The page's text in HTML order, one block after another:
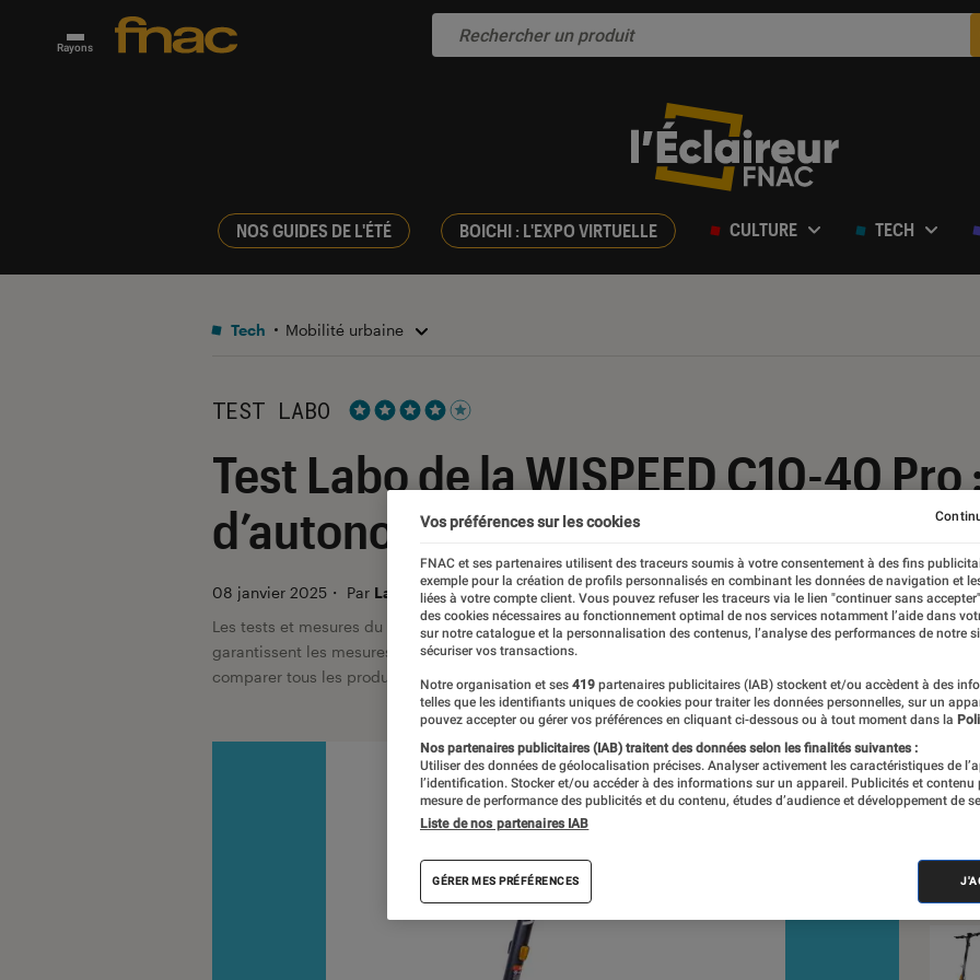
Rayons
NOS GUIDES DE L'ÉTÉ BOICHI : L'EXPO VIRTUELLE CULTURE TECH
Tech Mobilité urbaine
TEST LABO
Test Labo de la WISPEED C10-40
d’autonomie
08 janvier 2025 ・ Par Labo Fnac, Jean-Charles Frelier
Les tests et mesures du Labo Fnac sont réalisés en toute indépendance du commerce ou des fabricants
garantissent les mesures grâce à leur expertise, et aux équipements de mesures les plus précis. Pour en
comparer tous les produits, visitez notre
comparateur
VOIR
Vos préférences sur les cookies
FNAC et ses partenaires utilisent des traceurs soumis à votre consentement à des fins
exemple pour la création de profils personnalisés en combinant les données de navigation et
liées à votre compte client. Vous pouvez refuser les traceurs via le lien "continuer sans
des cookies nécessaires au fonctionnement optimal de nos services notamment l’aide dans
sur notre catalogue et la personnalisation des contenus, l’analyse des performances de notre
sécuriser vos transactions.
Notre organisation et ses 419 partenaires publicitaires (IAB) stockent et/ou accèdent à des
telles que les identifiants uniques de cookies pour traiter les données personnelles, sur un
pouvez accepter ou gérer vos préférences en cliquant ci-dessous ou à tout moment dans la
Nos partenaires publicitaires (IAB) traitent des données selon les finalités suivantes :
Utiliser des données de géolocalisation précises. Analyser activement les caractéristiques de
l’identification. Stocker et/ou accéder à des informations sur un appareil. Publicités et contenu
mesure de performance des publicités et du contenu, études d’audience et développement de
Liste de nos partenaires IAB
GÉRER MES PRÉFÉRENCES